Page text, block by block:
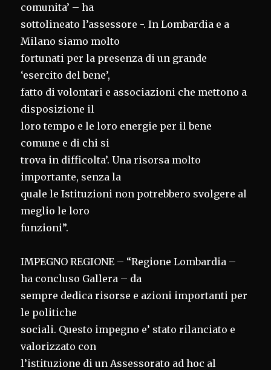
comunita’ – ha
sottolineato l’assessore -. In Lombardia e a
Milano siamo molto
fortunati per la presenza di un grande
‘esercito del bene’,
fatto di volontari e associazioni che mettono a
disposizione il
loro tempo e le loro energie per il bene
comune e di chi si
trova in difficolta’. Una risorsa molto
importante, senza la
quale le Istituzioni non potrebbero svolgere al
meglio le loro
funzioni”.
IMPEGNO REGIONE – “Regione Lombardia –
ha concluso Gallera – da
sempre dedica risorse e azioni importanti per
le politiche
sociali. Questo impegno e’ stato rilanciato e
valorizzato con
l’istituzione di un Assessorato ad hoc al